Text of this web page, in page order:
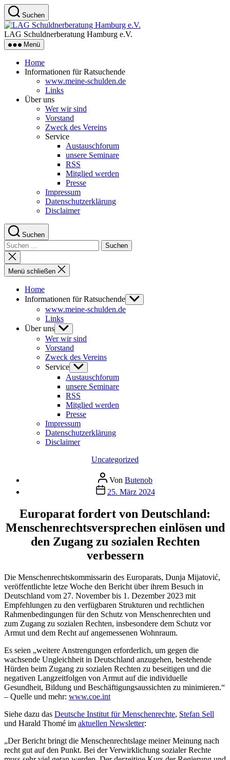
Zum
Inhalt
springen
Suchen
LAG Schuldnerberatung Hamburg e.V.
Menü
Home
Informationen für Ratsuchende
www.meine-schulden.de
Links
Über uns
Wer wir sind
Vorstand
Zweck des Vereins
Service
Austauschforum
unsere Seminare
RSS
Mitglied werden
Presse
Impressum
Datenschutzerklärung
Disclaimer
Suchen
Suchen
nach:
Suche
schließen
Menü schließen
Home
Informationen für Ratsuchende Untermenü
anzeigen
www.meine-schulden.de
Links
Über uns Untermenü
anzeigen
Wer wir sind
Vorstand
Zweck des Vereins
Service Untermenü
anzeigen
Austauschforum
unsere Seminare
RSS
Mitglied werden
Presse
Impressum
Datenschutzerklärung
Disclaimer
Kategorien
Uncategorized
Beitragsautor
Von Butenob
Veröffentlichungsdatum
25. März 2024
Europarat fordert von Deutschland:
Menschenrechtsversprechen einlösen und
den Zugang zu sozialen Rechten
verbessern
Die Menschenrechtskommissarin des Europarats, Dunja Mijatović,
veröffentlichte letze Woche den Bericht über ihrem Besuch in
Deutschland vom 27. November bis 1. Dezember 2023 mit
Empfehlungen zu den verfügbaren Strukturen und rechtlichen
Rahmenbedingungen für den Schutz von Menschenrechten und
zum Zugang zu sozialen Rechten, insbesondere dem Schutz vor
Armut und dem Recht auf angemessenen Wohnraum.
Es seien „weitere Anstrengungen erforderlich, um gegen die
wachsende Ungleichheit in Deutschland anzugehen, bestehende
Hürden beim Zugang zu sozialen Rechten zu beseitigen und die
negativen Langzeitfolgen von Armut auf die individuelle
Gesundheit, Bildung und Beschäftigungsaussichten zu minimieren.“
– Quelle und mehr: www.coe.int
Siehe dazu das Deutsche Institut für Menschenrechte, Stefan Sell
und Harald Thomé im aktuellen Newsletter:
„Der Bericht bringt die Menschenrechtslage meiner Meinung nach
recht gut auf den Punkt. Bei der Verwirklichung sozialer Rechte